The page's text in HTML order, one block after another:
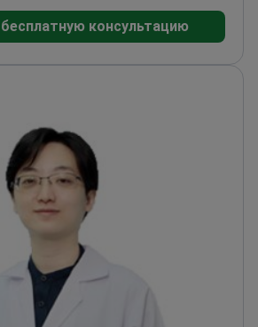
хирургии, полученный в
Клинические интересы:
пищеварительной
эндоскопию ЖКТ, включая
колоноскопию.
(профессиональный
консультацию